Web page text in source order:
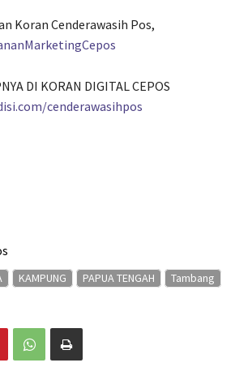
Koran Cenderawasih Pos,
DI KORAN DIGITAL CEPOS
cenderawasihpos
KAMPUNG PAPUA TENGAH
Tambang